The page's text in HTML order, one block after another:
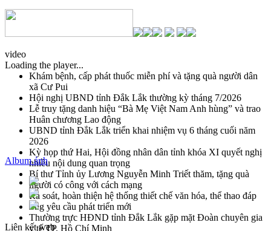
video
Loading the player...
Khám bệnh, cấp phát thuốc miễn phí và tặng quà người dân
xã Cư Pui
Hội nghị UBND tỉnh Đắk Lắk thường kỳ tháng 7/2026
Lễ truy tặng danh hiệu “Bà Mẹ Việt Nam Anh hùng” và trao
Huân chương Lao động
UBND tỉnh Đắk Lắk triển khai nhiệm vụ 6 tháng cuối năm
2026
Kỳ họp thứ Hai, Hội đồng nhân dân tỉnh khóa XI quyết nghị
nhiều nội dung quan trọng
Bí thư Tỉnh ủy Lương Nguyễn Minh Triết thăm, tặng quà
người có công với cách mạng
Rà soát, hoàn thiện hệ thống thiết chế văn hóa, thể thao đáp
ứng yêu cầu phát triển mới
Thường trực HĐND tỉnh Đắk Lắk gặp mặt Đoàn chuyên gia
y tế TP. Hồ Chí Minh
Album ảnh
Liên kết web